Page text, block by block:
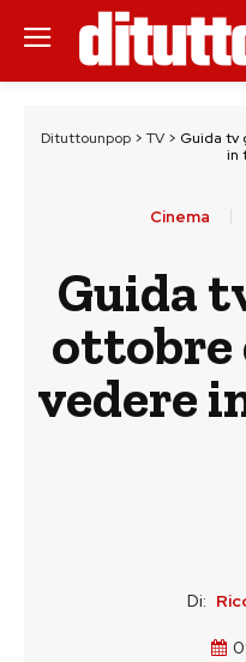
Dituttounpop> TV> Guida tv
in
Cinema
Guida
ottobre
vedere
Di: